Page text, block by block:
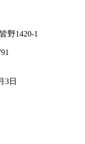
野1420-1
3日